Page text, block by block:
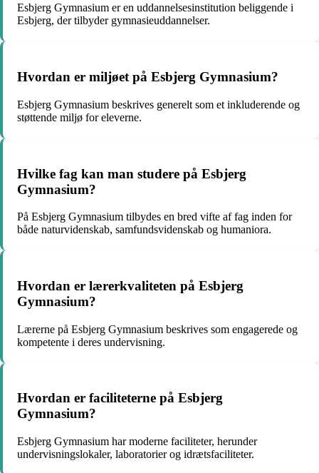
Esbjerg Gymnasium er en uddannelsesinstitution beliggende i
Esbjerg, der tilbyder gymnasieuddannelser.
Hvordan er miljøet på Esbjerg Gymnasium?
Esbjerg Gymnasium beskrives generelt som et inkluderende og
støttende miljø for eleverne.
Hvilke fag kan man studere på Esbjerg
Gymnasium?
På Esbjerg Gymnasium tilbydes en bred vifte af fag inden for
både naturvidenskab, samfundsvidenskab og humaniora.
Hvordan er lærerkvaliteten på Esbjerg
Gymnasium?
Lærerne på Esbjerg Gymnasium beskrives som engagerede og
kompetente i deres undervisning.
Hvordan er faciliteterne på Esbjerg
Gymnasium?
Esbjerg Gymnasium har moderne faciliteter, herunder
undervisningslokaler, laboratorier og idrætsfaciliteter.